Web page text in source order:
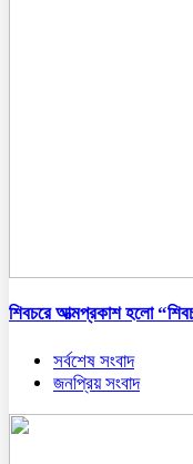
শিবচরে আত্মপ্রকাশ হলো
সর্বশেষ সংবাদ
জনপ্রিয় সংবাদ